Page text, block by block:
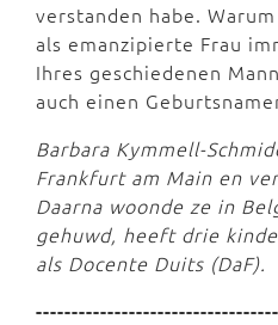
verstanden habe.
als emanzipierte Frau
Ihres geschiedenen
auch einen
Barbara Kymmell-
Frankfurt am Main en
Daarna woonde ze in
gehuwd, heeft drie
als Docente Duits (DaF).